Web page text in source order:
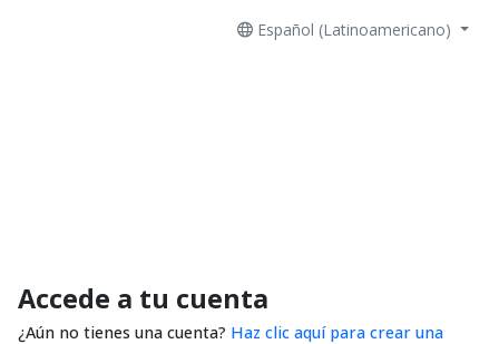
Español (Latinoamericano)
Accede a tu cuenta
¿Aún no tienes una cuenta? Haz clic aquí para crear una